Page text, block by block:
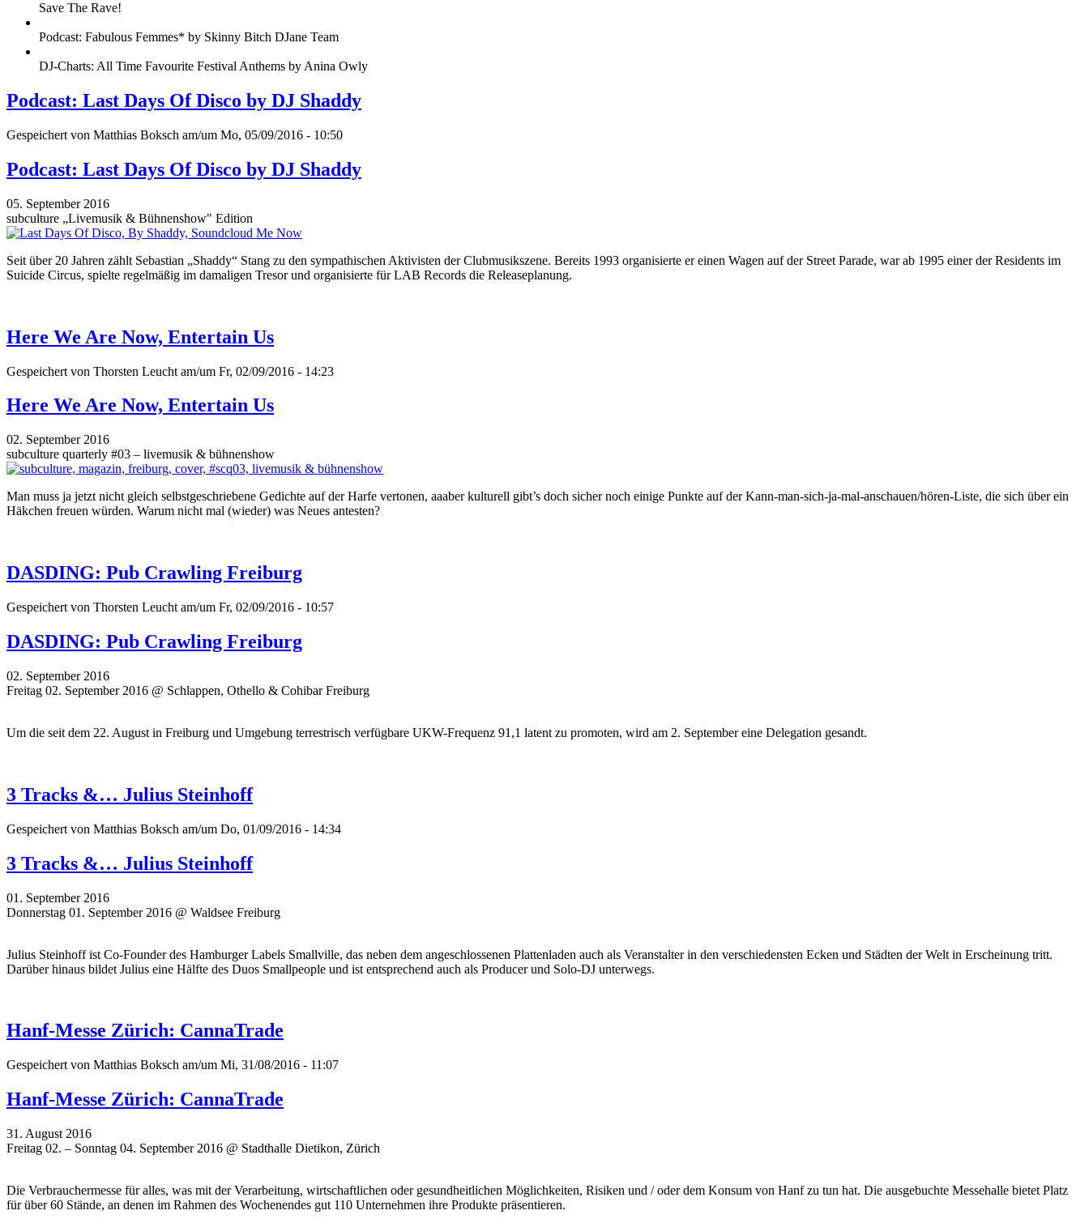
Save The Rave!
Podcast: Fabulous Femmes* by Skinny Bitch DJane Team
DJ-Charts: All Time Favourite Festival Anthems by Anina Owly
Podcast: Last Days Of Disco by DJ Shaddy
Gespeichert von Matthias Boksch am/um Mo, 05/09/2016 - 10:50
Podcast: Last Days Of Disco by DJ Shaddy
05. September 2016
subculture „Livemusik & Bühnenshow" Edition
Seit über 20 Jahren zählt Sebastian „Shaddy“ Stang zu den sympathischen Aktivisten der Clubmusikszene. Bereits 1993 organisierte er einen Wagen auf der Street Parade, war ab 1995 einer der Residents im
Suicide Circus, spielte regelmäßig im damaligen Tresor und organisierte für LAB Records die Releaseplanung.
Here We Are Now, Entertain Us
Gespeichert von Thorsten Leucht am/um Fr, 02/09/2016 - 14:23
Here We Are Now, Entertain Us
02. September 2016
subculture quarterly #03 – livemusik & bühnenshow
Man muss ja jetzt nicht gleich selbstgeschriebene Gedichte auf der Harfe vertonen, aaaber kulturell gibt’s doch sicher noch einige Punkte auf der Kann-man-sich-ja-mal-anschauen/hören-Liste, die sich über ein
Häkchen freuen würden. Warum nicht mal (wieder) was Neues antesten?
DASDING: Pub Crawling Freiburg
Gespeichert von Thorsten Leucht am/um Fr, 02/09/2016 - 10:57
DASDING: Pub Crawling Freiburg
02. September 2016
Freitag 02. September 2016 @ Schlappen, Othello & Cohibar Freiburg
Um die seit dem 22. August in Freiburg und Umgebung terrestrisch verfügbare UKW-Frequenz 91,1 latent zu promoten, wird am 2. September eine Delegation gesandt.
3 Tracks &… Julius Steinhoff
Gespeichert von Matthias Boksch am/um Do, 01/09/2016 - 14:34
3 Tracks &… Julius Steinhoff
01. September 2016
Donnerstag 01. September 2016 @ Waldsee Freiburg
Julius Steinhoff ist Co-Founder des Hamburger Labels Smallville, das neben dem angeschlossenen Plattenladen auch als Veranstalter in den verschiedensten Ecken und Städten der Welt in Erscheinung tritt.
Darüber hinaus bildet Julius eine Hälfte des Duos Smallpeople und ist entsprechend auch als Producer und Solo-DJ unterwegs.
Hanf-Messe Zürich: CannaTrade
Gespeichert von Matthias Boksch am/um Mi, 31/08/2016 - 11:07
Hanf-Messe Zürich: CannaTrade
31. August 2016
Freitag 02. – Sonntag 04. September 2016 @ Stadthalle Dietikon, Zürich
Die Verbrauchermesse für alles, was mit der Verarbeitung, wirtschaftlichen oder gesundheitlichen Möglichkeiten, Risiken und / oder dem Konsum von Hanf zu tun hat. Die ausgebuchte Messehalle bietet Platz
für über 60 Stände, an denen im Rahmen des Wochenendes gut 110 Unternehmen ihre Produkte präsentieren.